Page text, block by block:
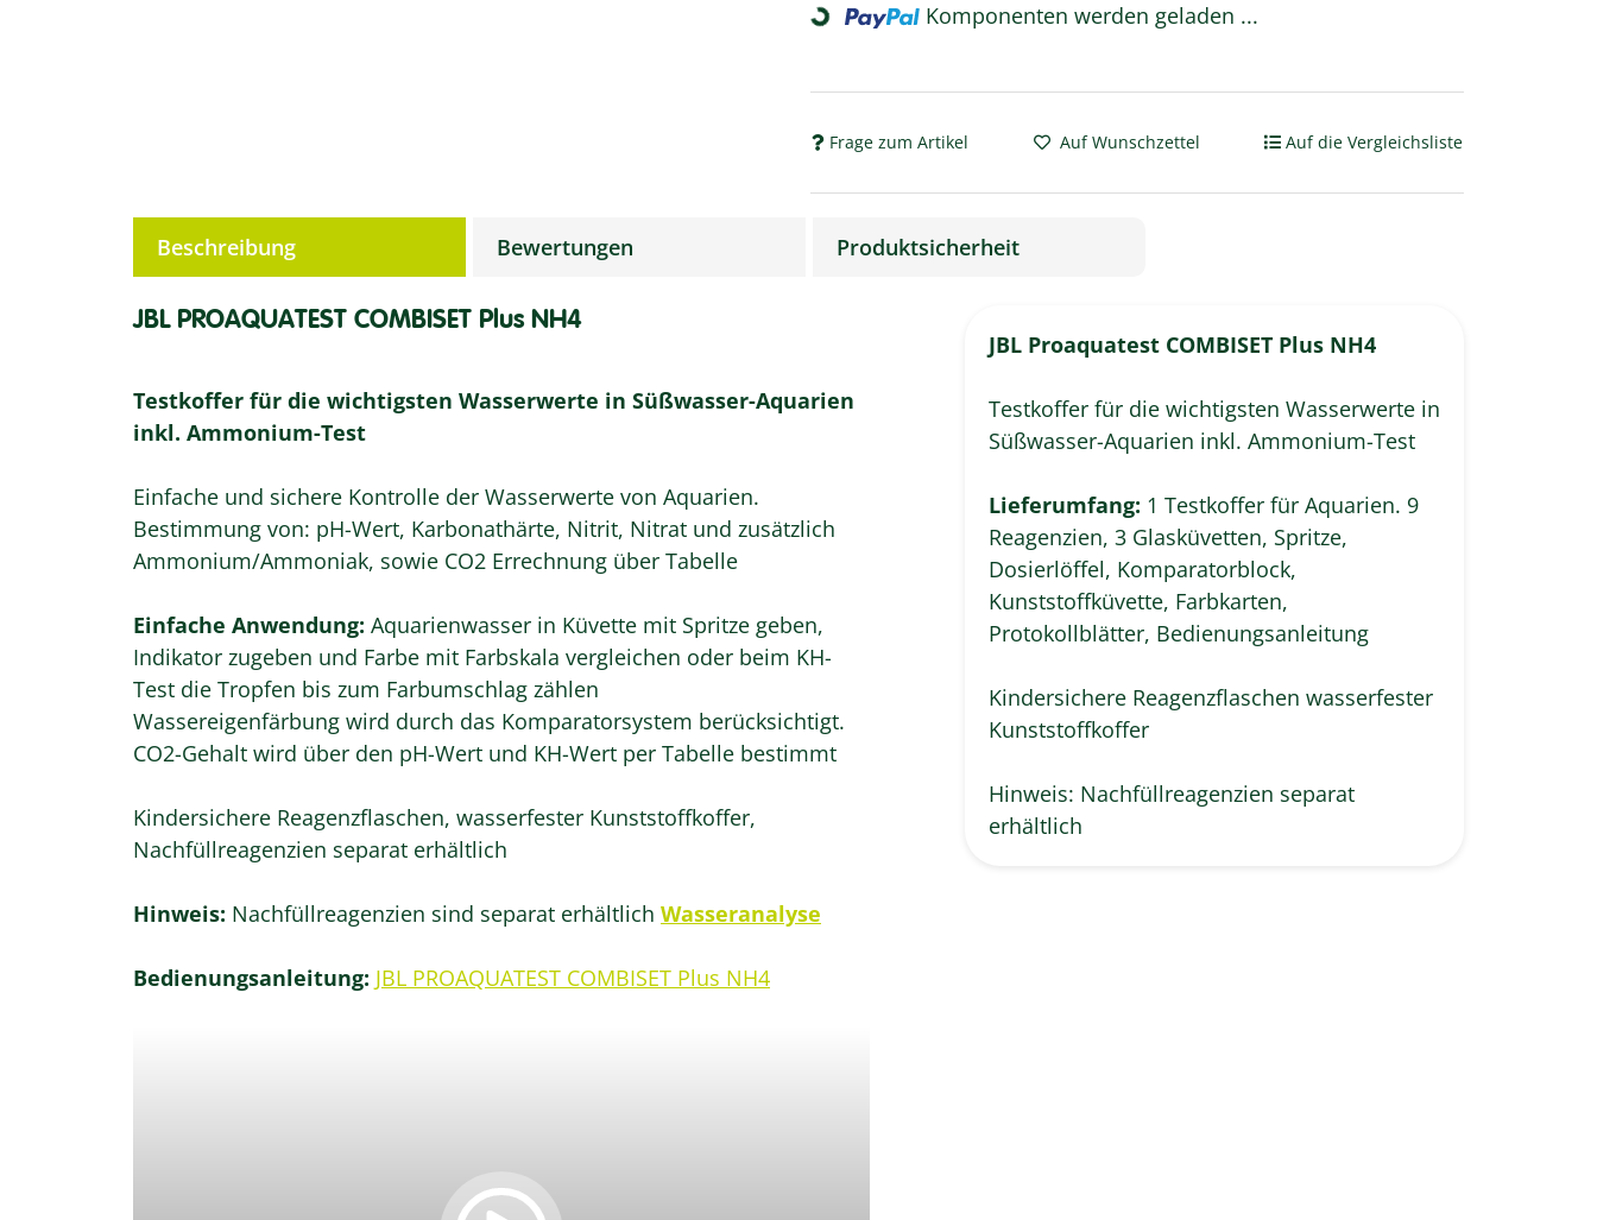
Loading... Komponenten werden geladen ...
Frage zum Artikel Auf Wunschzettel Auf die Vergleichsliste
weitere Registerkarten anzeigen
Beschreibung Bewertungen Produktsicherheit
JBL PROAQUATEST COMBISET Plus NH4
Testkoffer für die wichtigsten Wasserwerte in Süßwasser-Aquarien
inkl. Ammonium-Test
Einfache und sichere Kontrolle der Wasserwerte von Aquarien.
Bestimmung von: pH-Wert, Karbonathärte, Nitrit, Nitrat und zusätzlich
Ammonium/Ammoniak, sowie CO2 Errechnung über Tabelle
Einfache Anwendung: Aquarienwasser in Küvette mit Spritze geben,
Indikator zugeben und Farbe mit Farbskala vergleichen oder beim KH-
Test die Tropfen bis zum Farbumschlag zählen
Wassereigenfärbung wird durch das Komparatorsystem berücksichtigt.
CO2-Gehalt wird über den pH-Wert und KH-Wert per Tabelle bestimmt
Kindersichere Reagenzflaschen, wasserfester Kunststoffkoffer,
Nachfüllreagenzien separat erhältlich
Hinweis: Nachfüllreagenzien sind separat erhältlich Wasseranalyse
Bedienungsanleitung: JBL PROAQUATEST COMBISET Plus NH4
JBL Proaquatest COMBISET Plus NH4
Testkoffer für die wichtigsten Wasserwerte in
Süßwasser-Aquarien inkl. Ammonium-Test
Lieferumfang: 1 Testkoffer für Aquarien. 9
Reagenzien, 3 Glasküvetten, Spritze,
Dosierlöffel, Komparatorblock,
Kunststoffküvette, Farbkarten,
Protokollblätter, Bedienungsanleitung
Kindersichere Reagenzflaschen wasserfester
Kunststoffkoffer
Hinweis: Nachfüllreagenzien separat
erhältlich